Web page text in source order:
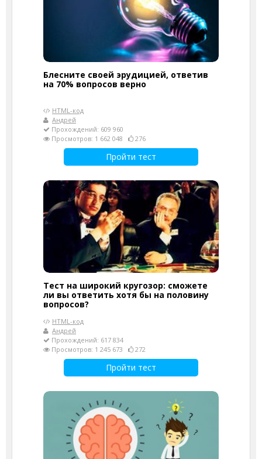
Блесните своей эрудицией, ответив
на 70% вопросов верно
HTML-код
Андрей
Прохождений: 609 960
Просмотров: 1 662 048
276
Пройти тест
Тест на широкий кругозор: сможете
ли вы ответить хотя бы на половину
вопросов?
HTML-код
Андрей
Прохождений: 617 834
Просмотров: 1 245 673
272
Пройти тест